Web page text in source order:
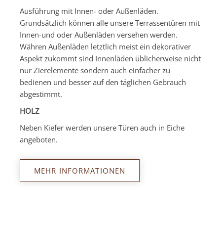
Ausführung mit Innen- oder Außenläden.
Grundsätzlich können alle unsere Terrassentüren mit
Innen-und oder Außenläden versehen werden.
Währen Außenläden letztlich meist ein dekorativer
Aspekt zukommt sind Innenläden üblicherweise nicht
nur Zierelemente sondern auch einfacher zu
bedienen und besser auf den täglichen Gebrauch
abgestimmt.
HOLZ
Neben Kiefer werden unsere Türen auch in Eiche
angeboten.
MEHR INFORMATIONEN